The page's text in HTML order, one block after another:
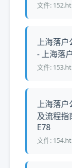
文件:
上海落户
- 上海落
文件:
上海落户
及流程指
E78
文件: